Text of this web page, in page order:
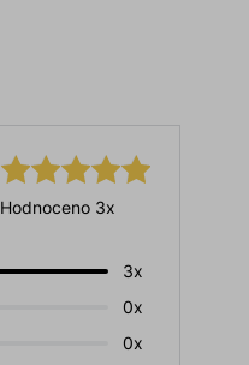
Hodnoceno 3x
3x
0x
0x